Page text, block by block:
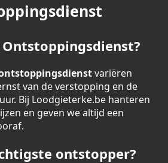
variëren
van de verstopping en de
Bij Loodgieterke.be hanteren
en geven we altijd een
ontstopper?